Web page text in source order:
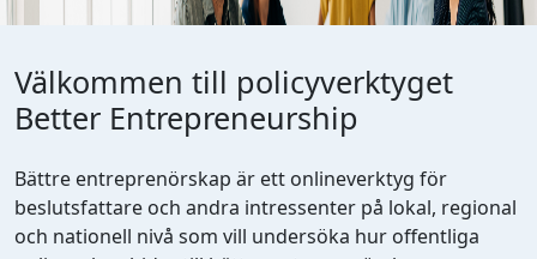
Välkommen till policyverktyget
Better Entrepreneurship
Bättre entreprenörskap är ett onlineverktyg för
beslutsfattare och andra intressenter på lokal, regional
och nationell nivå som vill undersöka hur offentliga